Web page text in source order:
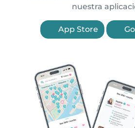
nuestra
App Store